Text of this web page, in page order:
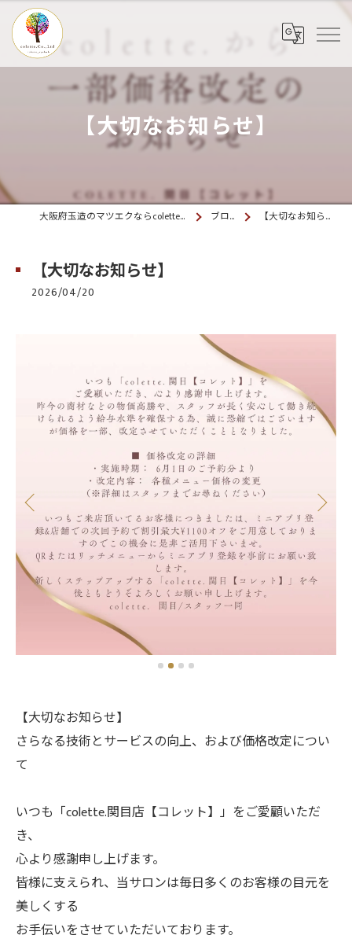
【大切なお知らせ】
大阪府玉造のマツエクならcolette. 玉造 ブログ 【大切なお知らせ】
【大切なお知らせ】
2026/04/20
【大切なお知らせ】
さらなる技術とサービスの向上、および価格改定につい
て
いつも「colette.関目店【コレット】」をご愛顧いただ
き、
心より感謝申し上げます。
皆様に支えられ、当サロンは毎日多くのお客様の目元を
美しくする
お手伝いをさせていただいております。